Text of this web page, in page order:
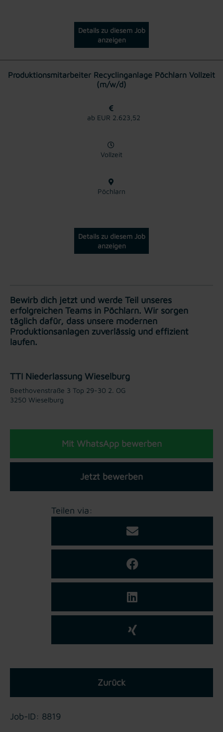
Details zu diesem Job
anzeigen
Produktionsmitarbeiter Recyclinganlage Pöchlarn Vollzeit
(m/w/d)
ab EUR 2.623,52
Vollzeit
Pöchlarn
Details zu diesem Job
anzeigen
Bewirb dich jetzt und werde Teil unseres
erfolgreichen Teams in Pöchlarn. Wir sorgen
täglich dafür, dass unsere modernen
Produktionsanlagen zuverlässig und effizient
laufen.
TTI Niederlassung Wieselburg
Beethovenstraße 3 Top 29-30 2. OG
3250 Wieselburg
Mit WhatsApp bewerben
Jetzt bewerben
Teilen via:
Zurück
Job-ID: 8819